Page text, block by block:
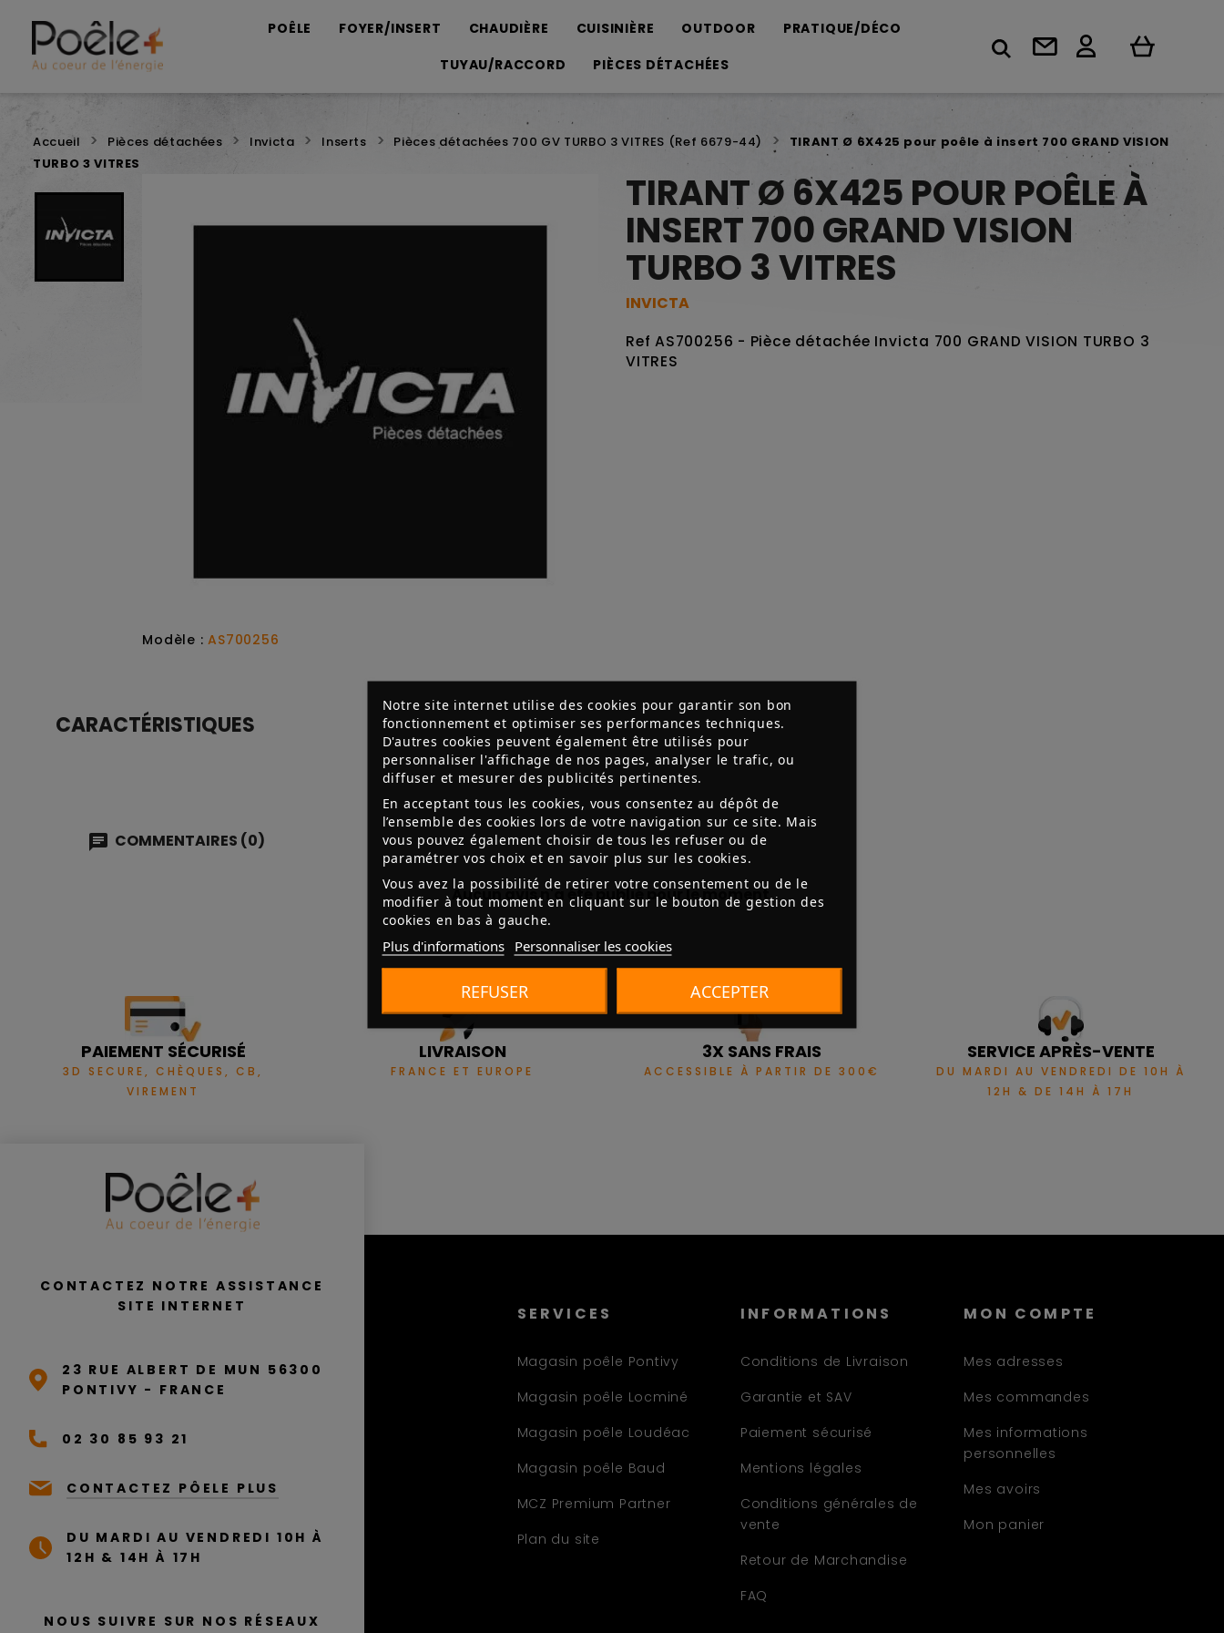
POÊLE FOYER/INSERT CHAUDIÈRE CUISINIÈRE OUTDOOR
PRATIQUE/DÉCO
TUYAU/RACCORD
PIÈCES DÉTACHÉES
Notre site internet utilise des cookies pour garantir son bon
fonctionnement et optimiser ses performances techniques.
D'autres cookies peuvent également être utilisés pour
personnaliser l'affichage de nos pages, analyser le trafic, ou
diffuser et mesurer des publicités pertinentes.
En acceptant tous les cookies, vous consentez au dépôt de
l’ensemble des cookies lors de votre navigation sur ce site. Mais
vous pouvez également choisir de tous les refuser ou de
paramétrer vos choix et en savoir plus sur les cookies.
Vous avez la possibilité de retirer votre consentement ou de le
modifier à tout moment en cliquant sur le bouton de gestion des
cookies en bas à gauche.
Plus d'informations Personnaliser les cookies
REFUSER ACCEPTER
Accueil Pièces détachées Invicta Inserts Pièces détachées 700 GV TURBO 3 VITRES (Ref 6679-44)
TIRANT Ø 6X425 pour poêle à insert 700 GRAND VISION
TURBO 3 VITRES
Modèle :AS700256
TIRANT Ø 6X425 POUR POÊLE À
INSERT 700 GRAND VISION
TURBO 3 VITRES
INVICTA
Ref AS700256 - Pièce détachée Invicta 700 GRAND VISION TURBO 3
VITRES
CARACTÉRISTIQUES
COMMENTAIRES (0)
Aucun avis n'a été publié pour le moment.
PAIEMENT SÉCURISÉ
3D SECURE, CHÈQUES, CB,
VIREMENT
LIVRAISON
FRANCE ET EUROPE
3X SANS FRAIS
ACCESSIBLE À PARTIR DE 300€
SERVICE APRÈS-VENTE
DU MARDI AU VENDREDI DE 10H À
12H & DE 14H À 17H
CONTACTEZ NOTRE ASSISTANCE
SITE INTERNET
23 RUE ALBERT DE MUN 56300
PONTIVY - FRANCE
02 30 85 93 21
CONTACTEZ PÔELE PLUS
DU MARDI AU VENDREDI 10H À
12H & 14H À 17H
NOUS SUIVRE SUR NOS RÉSEAUX
SERVICES
Magasin poêle Pontivy
Magasin poêle Locminé
Magasin poêle Loudéac
Magasin poêle Baud
MCZ Premium Partner
Plan du site
INFORMATIONS
Conditions de Livraison
Garantie et SAV
Paiement sécurisé
Mentions légales
Conditions générales de
vente
Retour de Marchandise
FAQ
MON COMPTE
Mes adresses
Mes commandes
Mes informations
personnelles
Mes avoirs
Mon panier